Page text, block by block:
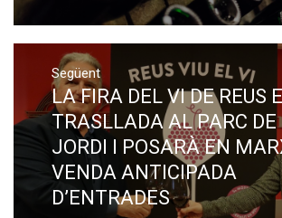
Següent
Next
post:
LA FIRA DEL VI DE REUS
TRASLLADA AL PARC
JORDI I POSARÀ EN
VENDA ANTICIPADA
D’ENTRADES